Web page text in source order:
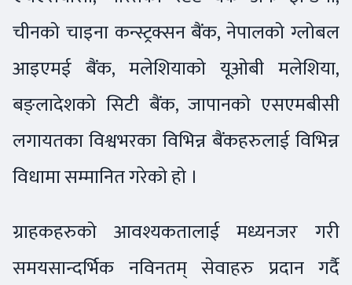
चीनको चाइना कन्स्ट्रक्सन बैंक, नेपालको ग्लोबल
आइएमई बैंक, मलेशियाको यूओबी मलेशिया,
बङ्लादेशको सिटी बैंक, जापानको एसएमबीसी
लगायतका विश्वभरका विभिन्न बैंकहरुलाई विभिन्न
विधामा सम्मानित गरेको हो ।
ग्राहकहरुको आवश्यकतालाई मध्यनजर गरी
समयसान्दर्भिक नविनतम् सेवाहरु प्रदान गर्दै